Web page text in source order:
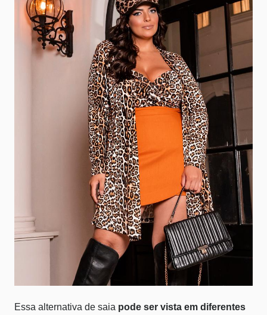
Essa alternativa de saia pode ser vista em diferentes